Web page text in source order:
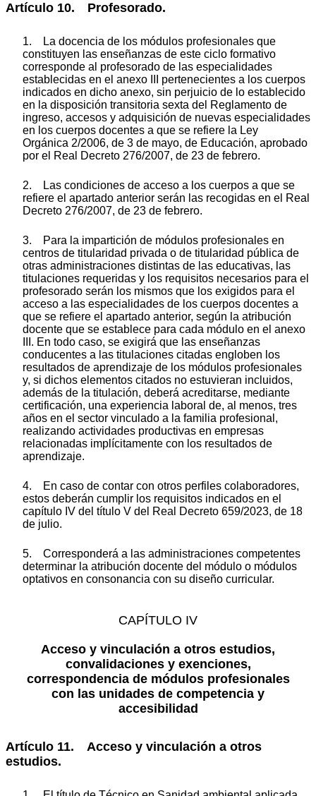
Artículo 10. Profesorado.
1. La docencia de los módulos profesionales que
constituyen las enseñanzas de este ciclo formativo
corresponde al profesorado de las especialidades
establecidas en el anexo III pertenecientes a los cuerpos
indicados en dicho anexo, sin perjuicio de lo establecido
en la disposición transitoria sexta del Reglamento de
ingreso, accesos y adquisición de nuevas especialidades
en los cuerpos docentes a que se refiere la Ley
Orgánica 2/2006, de 3 de mayo, de Educación, aprobado
por el Real Decreto 276/2007, de 23 de febrero.
2. Las condiciones de acceso a los cuerpos a que se
refiere el apartado anterior serán las recogidas en el Real
Decreto 276/2007, de 23 de febrero.
3. Para la impartición de módulos profesionales en
centros de titularidad privada o de titularidad pública de
otras administraciones distintas de las educativas, las
titulaciones requeridas y los requisitos necesarios para el
profesorado serán los mismos que los exigidos para el
acceso a las especialidades de los cuerpos docentes a
que se refiere el apartado anterior, según la atribución
docente que se establece para cada módulo en el anexo
III. En todo caso, se exigirá que las enseñanzas
conducentes a las titulaciones citadas engloben los
resultados de aprendizaje de los módulos profesionales
y, si dichos elementos citados no estuvieran incluidos,
además de la titulación, deberá acreditarse, mediante
certificación, una experiencia laboral de, al menos, tres
años en el sector vinculado a la familia profesional,
realizando actividades productivas en empresas
relacionadas implícitamente con los resultados de
aprendizaje.
4. En caso de contar con otros perfiles colaboradores,
estos deberán cumplir los requisitos indicados en el
capítulo IV del título V del Real Decreto 659/2023, de 18
de julio.
5. Corresponderá a las administraciones competentes
determinar la atribución docente del módulo o módulos
optativos en consonancia con su diseño curricular.
CAPÍTULO IV
Acceso y vinculación a otros estudios,
convalidaciones y exenciones,
correspondencia de módulos profesionales
con las unidades de competencia y
accesibilidad
Artículo 11. Acceso y vinculación a otros
estudios.